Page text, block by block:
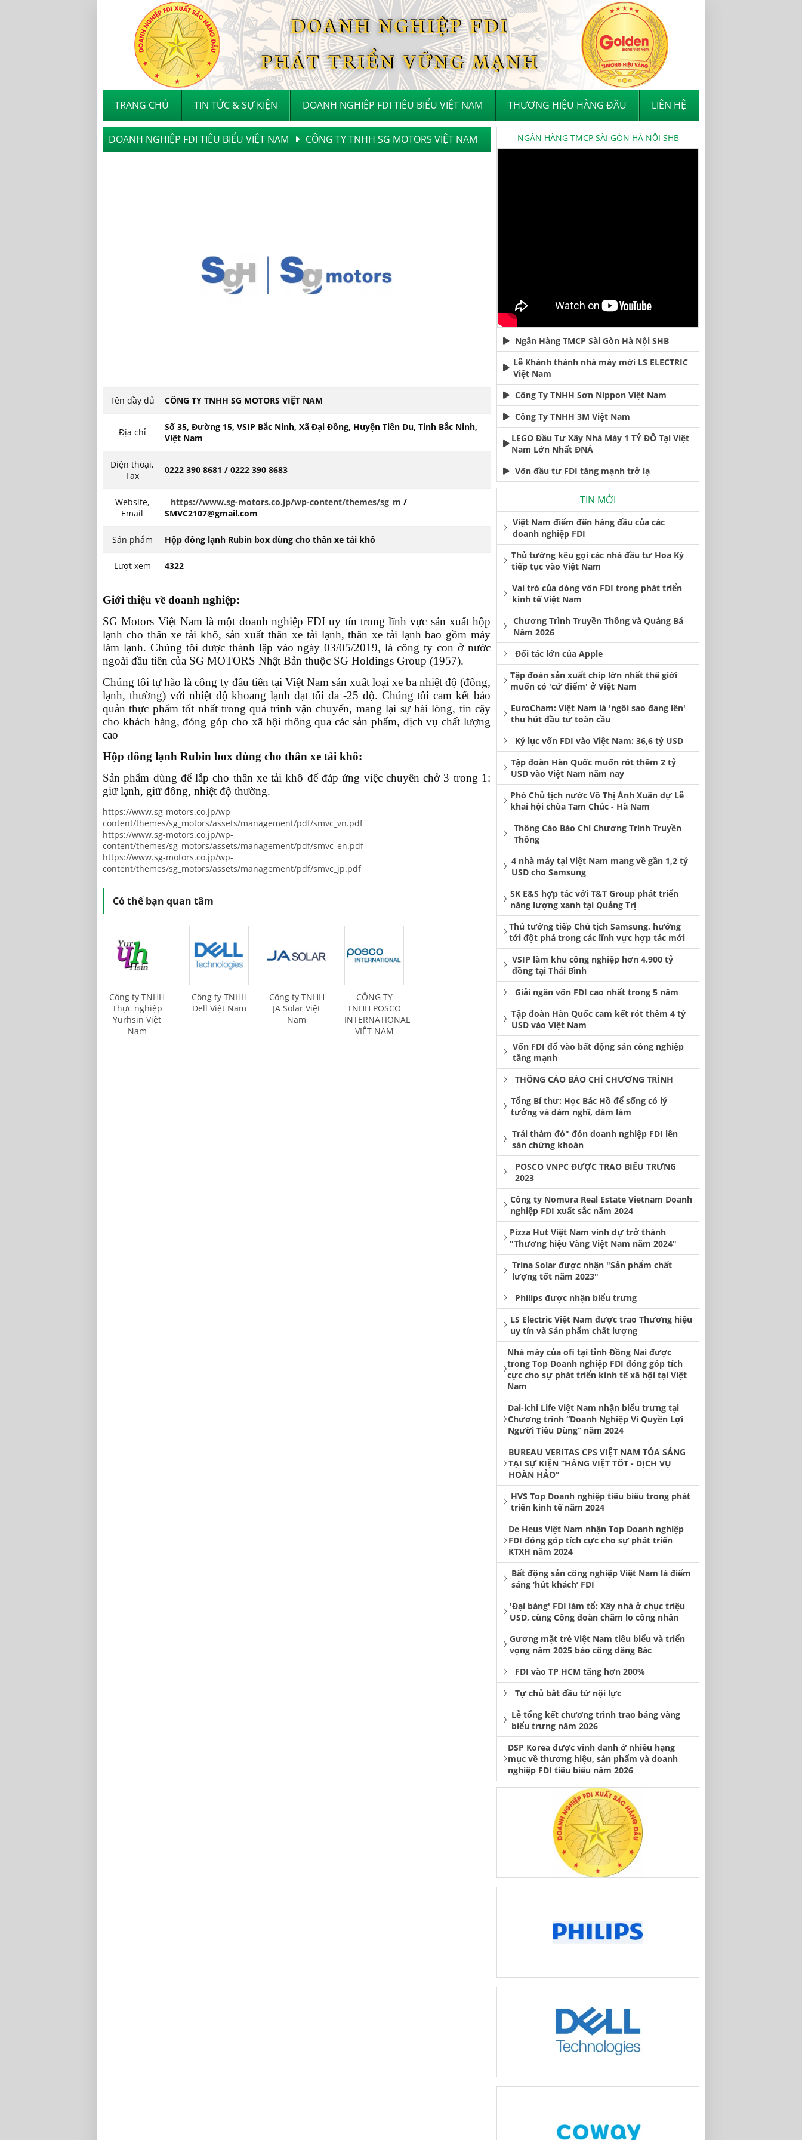
TRANG CHỦ TIN TỨC & SỰ KIỆN DOANH NGHIỆP FDI TIÊU BIỂU VIỆT NAM THƯƠNG HIỆU HÀNG ĐẦU LIÊN HỆ
DOANH NGHIỆP FDI TIÊU BIỂU VIỆT NAM CÔNG TY TNHH SG MOTORS VIỆT NAM
Tên đầy đủ CÔNG TY TNHH SG MOTORS VIỆT NAM
Địa chỉ
Số 35, Đường 15, VSIP Bắc Ninh, Xã Đại Đồng, Huyện Tiên Du, Tỉnh Bắc Ninh,
Việt Nam
Điện thoại,
Fax
0222 390 8681 / 0222 390 8683
Website,
Email
https://www.sg-motors.co.jp/wp-content/themes/sg_m /
SMVC2107@gmail.com
Sản phẩm Hộp đông lạnh Rubin box dùng cho thân xe tải khô
Lượt xem 4322
Giới thiệu về doanh nghiệp:
SG Motors Việt Nam là một doanh nghiệp FDI uy tín trong lĩnh vực sản xuất hộp
lạnh cho thân xe tải khô, sản xuất thân xe tải lạnh, thân xe tải lạnh bao gồm máy
làm lạnh. Chúng tôi được thành lập vào ngày 03/05/2019, là công ty con ở nước
ngoài đầu tiên của SG MOTORS Nhật Bản thuộc SG Holdings Group (1957).
Chúng tôi tự hào là công ty đầu tiên tại Việt Nam sản xuất loại xe ba nhiệt độ (đông,
lạnh, thường) với nhiệt độ khoang lạnh đạt tối đa -25 độ. Chúng tôi cam kết bảo
quản thực phẩm tốt nhất trong quá trình vận chuyển, mang lại sự hài lòng, tin cậy
cho khách hàng, đóng góp cho xã hội thông qua các sản phẩm, dịch vụ chất lượng
cao
Hộp đông lạnh Rubin box dùng cho thân xe tải khô:
Sản phẩm dùng để lắp cho thân xe tải khô để đáp ứng việc chuyên chở 3 trong 1:
giữ lạnh, giữ đông, nhiệt độ thường.
https://www.sg-motors.co.jp/wp-
content/themes/sg_motors/assets/management/pdf/smvc_vn.pdf
https://www.sg-motors.co.jp/wp-
content/themes/sg_motors/assets/management/pdf/smvc_en.pdf
https://www.sg-motors.co.jp/wp-
content/themes/sg_motors/assets/management/pdf/smvc_jp.pdf
Có thể bạn quan tâm
Công ty TNHH
Thực nghiệp
Yurhsin Việt
Nam
Công ty TNHH
Dell Việt Nam
Công ty TNHH
JA Solar Việt
Nam
CÔNG TY
TNHH POSCO
INTERNATIONAL
VIỆT NAM
NGÂN HÀNG TMCP SÀI GÒN HÀ NỘI SHB
Ngân Hàng TMCP Sài Gòn Hà Nội SHB
Lễ Khánh thành nhà máy mới LS ELECTRIC
Việt Nam
Công Ty TNHH Sơn Nippon Việt Nam
Công Ty TNHH 3M Việt Nam
LEGO Đầu Tư Xây Nhà Máy 1 TỶ ĐÔ Tại Việt
Nam Lớn Nhất ĐNÁ
Vốn đầu tư FDI tăng mạnh trở lạ
TIN MỚI
Việt Nam điểm đến hàng đầu của các
doanh nghiệp FDI
Thủ tướng kêu gọi các nhà đầu tư Hoa Kỳ
tiếp tục vào Việt Nam
Vai trò của dòng vốn FDI trong phát triển
kinh tế Việt Nam
Chương Trình Truyền Thông và Quảng Bá
Năm 2026
Đối tác lớn của Apple
Tập đoàn sản xuất chip lớn nhất thế giới
muốn có 'cứ điểm' ở Việt Nam
EuroCham: Việt Nam là 'ngôi sao đang lên'
thu hút đầu tư toàn cầu
Kỷ lục vốn FDI vào Việt Nam: 36,6 tỷ USD
Tập đoàn Hàn Quốc muốn rót thêm 2 tỷ
USD vào Việt Nam năm nay
Phó Chủ tịch nước Võ Thị Ánh Xuân dự Lễ
khai hội chùa Tam Chúc - Hà Nam
Thông Cáo Báo Chí Chương Trình Truyền
Thông
4 nhà máy tại Việt Nam mang về gần 1,2 tỷ
USD cho Samsung
SK E&S hợp tác với T&T Group phát triển
năng lượng xanh tại Quảng Trị
Thủ tướng tiếp Chủ tịch Samsung, hướng
tới đột phá trong các lĩnh vực hợp tác mới
VSIP làm khu công nghiệp hơn 4.900 tỷ
đồng tại Thái Bình
Giải ngân vốn FDI cao nhất trong 5 năm
Tập đoàn Hàn Quốc cam kết rót thêm 4 tỷ
USD vào Việt Nam
Vốn FDI đổ vào bất động sản công nghiệp
tăng mạnh
THÔNG CÁO BÁO CHÍ CHƯƠNG TRÌNH
Tổng Bí thư: Học Bác Hồ để sống có lý
tưởng và dám nghĩ, dám làm
Trải thảm đỏ" đón doanh nghiệp FDI lên
sàn chứng khoán
POSCO VNPC ĐƯỢC TRAO BIỂU TRƯNG
2023
Công ty Nomura Real Estate Vietnam Doanh
nghiệp FDI xuất sắc năm 2024
Pizza Hut Việt Nam vinh dự trở thành
"Thương hiệu Vàng Việt Nam năm 2024"
Trina Solar được nhận "Sản phẩm chất
lượng tốt năm 2023"
Philips được nhận biểu trưng
LS Electric Việt Nam được trao Thương hiệu
uy tín và Sản phẩm chất lượng
Nhà máy của ofi tại tỉnh Đồng Nai được
trong Top Doanh nghiệp FDI đóng góp tích
cực cho sự phát triển kinh tế xã hội tại Việt
Nam
Dai-ichi Life Việt Nam nhận biểu trưng tại
Chương trình “Doanh Nghiệp Vì Quyền Lợi
Người Tiêu Dùng” năm 2024
BUREAU VERITAS CPS VIỆT NAM TỎA SÁNG
TẠI SỰ KIỆN “HÀNG VIỆT TỐT - DỊCH VỤ
HOÀN HẢO”
HVS Top Doanh nghiệp tiêu biểu trong phát
triển kinh tế năm 2024
De Heus Việt Nam nhận Top Doanh nghiệp
FDI đóng góp tích cực cho sự phát triển
KTXH năm 2024
Bất động sản công nghiệp Việt Nam là điểm
sáng ‘hút khách’ FDI
'Đại bàng' FDI làm tổ: Xây nhà ở chục triệu
USD, cùng Công đoàn chăm lo công nhân
Gương mặt trẻ Việt Nam tiêu biểu và triển
vọng năm 2025 báo công dâng Bác
FDI vào TP HCM tăng hơn 200%
Tự chủ bắt đầu từ nội lực
Lễ tổng kết chương trình trao bảng vàng
biểu trưng năm 2026
DSP Korea được vinh danh ở nhiều hạng
mục về thương hiệu, sản phẩm và doanh
nghiệp FDI tiêu biểu năm 2026